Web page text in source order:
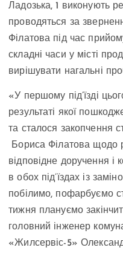
Ладозька, 1 виконують
проводяться за
Філатова під час
складні часи у місті
вирішувати нагальні
«У першому під’їзді
результаті якої
та сталося закопчення
Бориса Філатова щодо
відповідне доручення
в обох під’їздах із
побілимо, пофарбуємо
тижня плануємо
головний інженер
«Жилсервіс-5»